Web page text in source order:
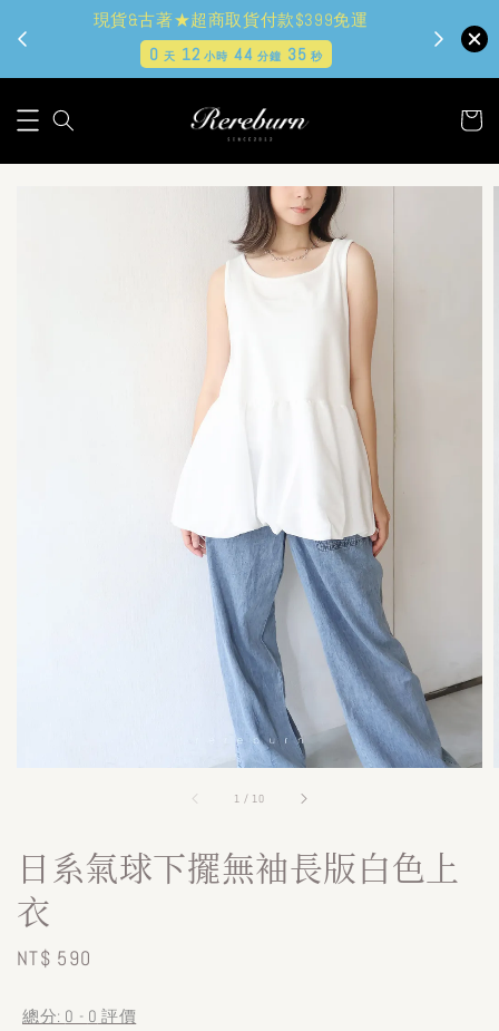
現貨&古著★超商取貨付款$399免運
0 天 12 小時 44 分鐘 34秒
1 / 10
日系氣球下擺無袖長版白色上
衣
Regular
NT$ 590
總分: 0 - 0 評價